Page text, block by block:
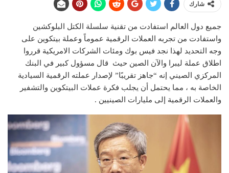
شارك
جميع دول العالم استفادت من تقنية سلسلة الكتل البلوكشين
واستفادت من تجربه العملات الرقمية عموماً وعملة بيتكوين على
وجه التحديد لهذا نجد فيس بوك ومئات الشركات الامريكية قرروا
اطلاق عملة ليبرا والآن الصين حيث قال مسؤول كبير في البنك
المركزي الصيني إنه “جاهز تقريبًا” لإصدار عملته الرقمية السيادية
الخاصة به ، مما يحتمل أن يجلب فكرة عملات البيتكوين والتشفير
والعملات الرقمية إلى مليارات الصينيين .